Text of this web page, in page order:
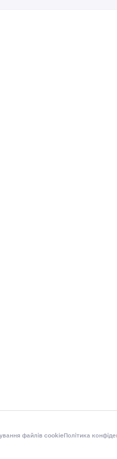
файлів cookieПолітика